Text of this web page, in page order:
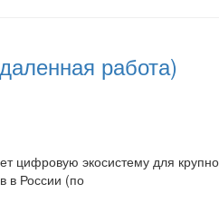
работа)
цифровую экосистему для
в России (по